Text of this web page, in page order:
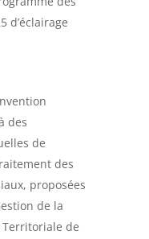
d’éclairage
des
de
des
proposées
de la
de